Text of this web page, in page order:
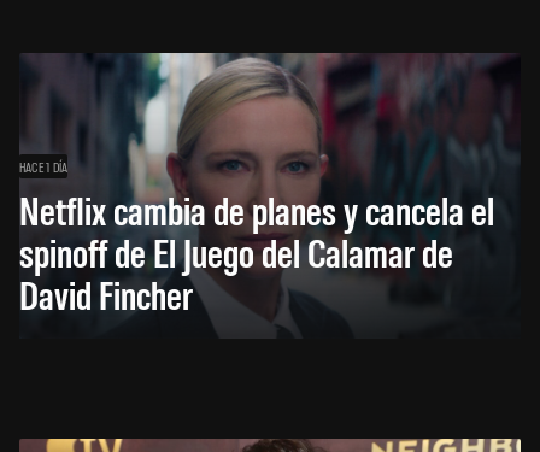
HACE 1 DÍA
Netflix cambia de planes y cancela el
spinoff de El Juego del Calamar de
David Fincher